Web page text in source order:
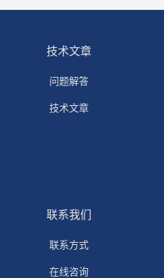
技术文章
问题解答
技术文章
联系我们
联系方式
在线咨询